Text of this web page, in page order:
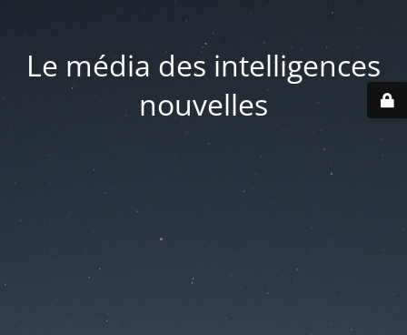
Le média des intelligences
nouvelles